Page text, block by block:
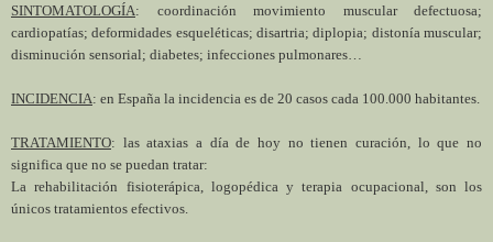
SINTOMATOLOGÍA: coordinación movimiento muscular defectuosa;
cardiopatías; deformidades esqueléticas; disartria; diplopia; distonía muscular;
disminución sensorial; diabetes; infecciones pulmonares…
INCIDENCIA: en España la incidencia es de 20 casos cada 100.000 habitantes.
TRATAMIENTO: las ataxias a día de hoy no tienen curación, lo que no
significa que no se puedan tratar:
La rehabilitación fisioterápica, logopédica y terapia ocupacional, son los
únicos tratamientos efectivos.